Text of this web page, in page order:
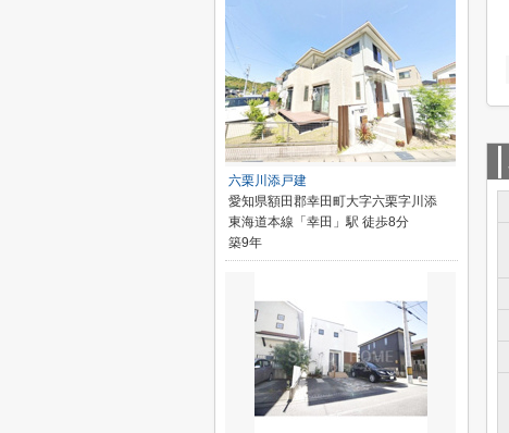
六栗川添戸建
愛知県額田郡幸田町大字六栗字川添
東海道本線「幸田」駅 徒歩8分
築9年